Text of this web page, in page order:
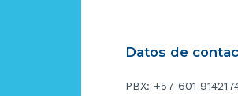
Datos de
PBX: +57 601